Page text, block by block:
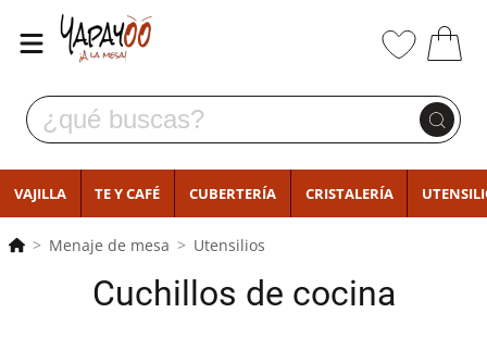
VAJILLA TE Y CAFÉ CUBERTERÍA CRISTALERÍA
Menaje de mesa Utensilios
Cuchillos de cocina